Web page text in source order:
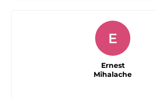
E
Ernest
Mihalache